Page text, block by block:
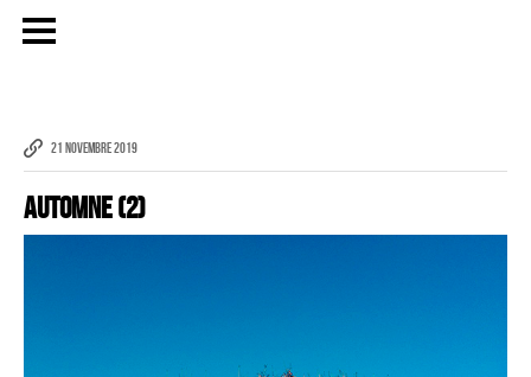
eCommerce – Catalogue
21 NOVEMBRE 2019
Automne (2)